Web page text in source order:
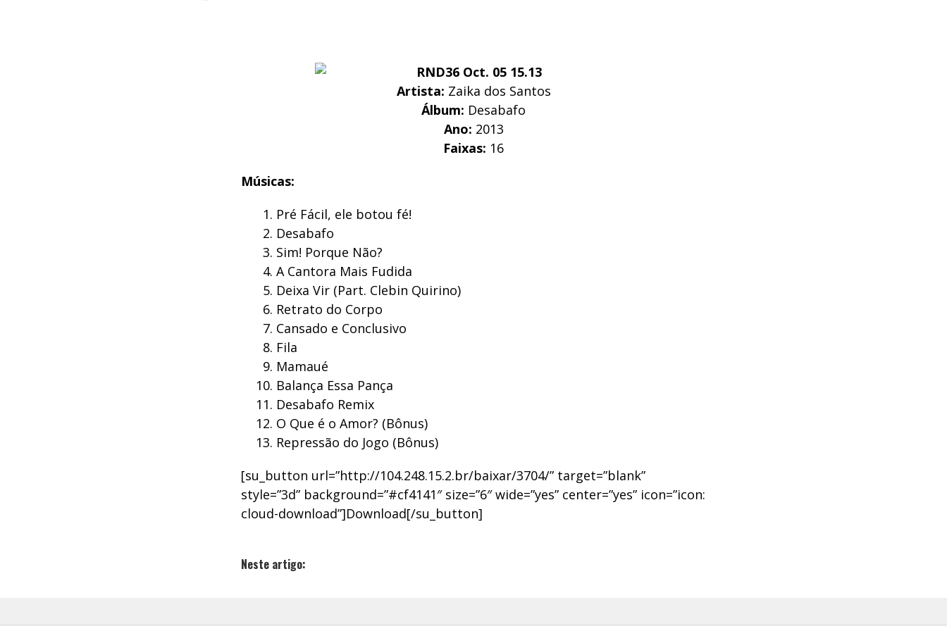
Artista: Zaika dos Santos
Álbum: Desabafo
Ano: 2013
Faixas: 16
Músicas:
Pré Fácil, ele botou fé!
Desabafo
Sim! Porque Não?
A Cantora Mais Fudida
Deixa Vir (Part. Clebin Quirino)
Retrato do Corpo
Cansado e Conclusivo
Fila
Mamaué
Balança Essa Pança
Desabafo Remix
O Que é o Amor? (Bônus)
Repressão do Jogo (Bônus)
[su_button url=”http://104.248.15.2.br/baixar/3704/” target=”blank”
style=”3d” background=”#cf4141″ size=”6″ wide=”yes” center=”yes” icon=”icon:
cloud-download”]Download[/su_button]
Neste artigo: